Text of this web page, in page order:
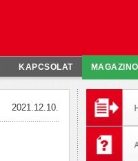
KAPCSOLAT
2021.12.10.